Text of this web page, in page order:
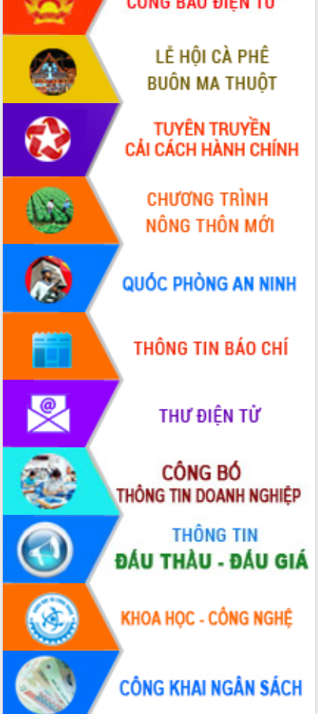
Đắk Lắk phát động hưởng ứng Ngày
Quyền của người tiêu dùng Việt Nam
2026
Đẩy mạnh cải cách hành chính, quyết
tâm đạt được mục tiêu tăng trưởng
hai con số trong năm 2026
Tổ chức trang trọng Lễ hội Đền thờ
Lương Văn Chánh năm 2026
Phó Bí thư Tỉnh ủy Đắk Lắk Đỗ Hữu
Huy giữ chức Bí thư Đảng ủy Ủy Ban
Nhân dân tỉnh
Bệnh án điện tử thúc đẩy chuyển đổi
số y tế tại Đắk Lắk
Chuyển đổi số thư viện: Mở rộng
không gian tri thức trong thời đại số
Đánh giá, rút kinh nghiệm công tác tổ
chức diễn tập trước ngày bầu cử
Chương trình “Gặp gỡ hữu nghị –
Friendship Meeting New Year 2026”
Bầu cử Quốc hội và HĐND: Cử tri Đắk
Lắk gửi gắm niềm tin, kỳ vọng vào lá
phiếu
Đắk Lắk sẵn sàng các điều kiện cho
Ngày hội bầu cử đại biểu Quốc hội
khóa XVI và HĐND các cấp nhiệm kỳ
2026-2031
Đảm bảo cuộc bầu cử đại biểu Quốc
hội và đại biểu HĐND các cấp diễn ra
an toàn, hiệu quả, đúng quy định
Thủ tướng Chính phủ Phạm Minh Chính
kiểm tra, chỉ đạo hoàn thành các dự
án cao tốc và thăm khu tái định cư tại
Đắk Lắk
Sôi nổi Hội đua ngựa truyền thống Gò
Thì Thùng mừng Xuân Bính Ngọ 2026
Lãnh đạo tỉnh dâng hương tưởng niệm
tại Đập Đồng Cam đầu Xuân Bính Ngọ
Ngành nông nghiệp phấn đấu tăng
trưởng đạt 5,86% trong năm 2026
UBND tỉnh Đắk Lắk triển khai công tác
quốc phòng, quân sự địa phương năm
Đắk Lắk tập trung toàn lực khắc phục
tồn tại IUU, sẵn sàng làm việc với
Đoàn thanh tra EC
Chủ tịch UBND tỉnh Tạ Anh Tuấn thăm,